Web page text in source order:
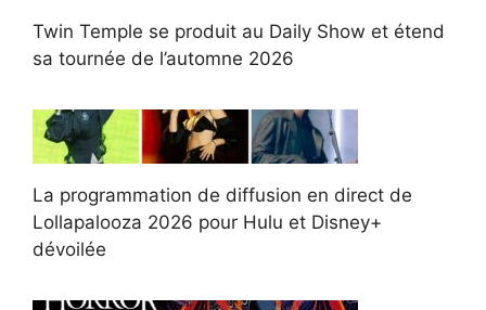
Twin Temple se produit au Daily Show et étend
sa tournée de l’automne 2026
La programmation de diffusion en direct de
Lollapalooza 2026 pour Hulu et Disney+
dévoilée